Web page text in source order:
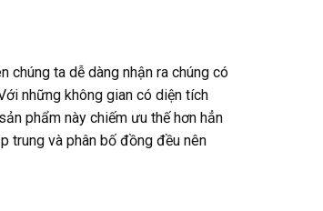
chúng ta dễ dàng nhận ra chúng có
những không gian có diện tích
phẩm này chiếm ưu thế hơn hẳn
trung và phân bố đồng đều nên